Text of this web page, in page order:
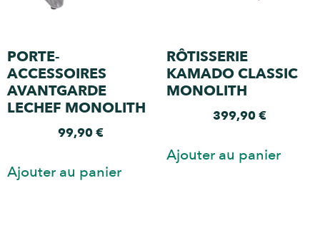
PORTE-
ACCESSOIRES
AVANTGARDE
LECHEF MONOLITH
99,90€
Ajouter au panier
RÔTISSERIE
KAMADO CLASSIC
MONOLITH
399,90€
Ajouter au panier